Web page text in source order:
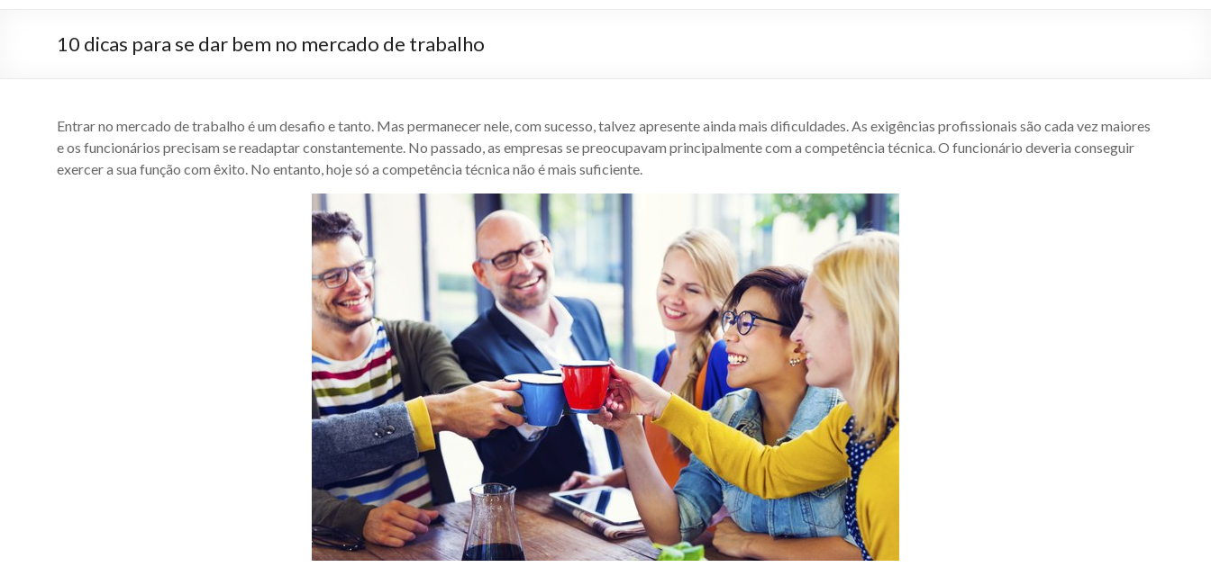
10 dicas para se dar bem no mercado de trabalho
Entrar no mercado de trabalho é um desafio e tanto. Mas permanecer nele, com sucesso, talvez apresente ainda mais dificuldades. As exigências profissionais são cada vez maiores
e os funcionários precisam se readaptar constantemente. No passado, as empresas se preocupavam principalmente com a competência técnica. O funcionário deveria conseguir
exercer a sua função com êxito. No entanto, hoje só a competência técnica não é mais suficiente.